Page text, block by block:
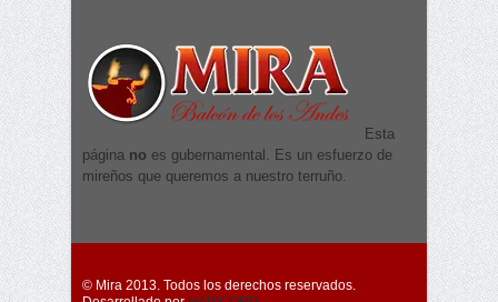
Esta
página no es gubernamental. Es un esfuerzo de
mireños que queremos a nuestro terruño.
© Mira 2013. Todos los derechos reservados.